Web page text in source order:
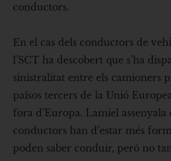
conductors.
En el cas dels conductors de
l’SCT ha descobert que s’ha
sinistralitat entre els camioners
països tercers de la Unió
fora d’Europa. Lamiel assenyala
conductors han d’estar més
poden saber conduir, però no